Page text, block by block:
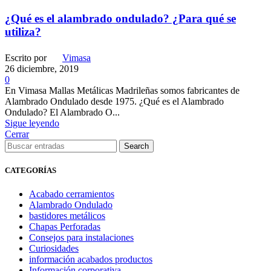
¿Qué es el alambrado ondulado? ¿Para qué se
utiliza?
Escrito por
Vimasa
26 diciembre, 2019
0
En Vimasa Mallas Metálicas Madrileñas somos fabricantes de
Alambrado Ondulado desde 1975. ¿Qué es el Alambrado
Ondulado? El Alambrado O...
Sigue leyendo
Cerrar
Search
CATEGORÍAS
Acabado cerramientos
Alambrado Ondulado
bastidores metálicos
Chapas Perforadas
Consejos para instalaciones
Curiosidades
información acabados productos